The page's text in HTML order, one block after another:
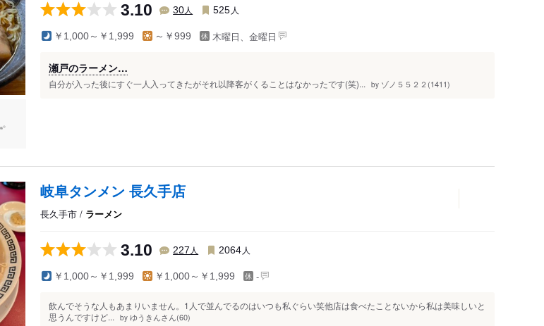
3.10 30人 525 人
￥1,000～￥1,999 ～￥999 木曜日、金曜日
瀬戸のラーメン…
自分が入った後にすぐ一人入ってきたがそれ以降客がくることはなかったです(笑)... by ゾノ５５２２(1411)
岐阜タンメン 長久手店
長久手市 / ラーメン
3.10 227 人 2064 人
￥1,000～￥1,999 ￥1,000～￥1,999 -
飲んでそうな人もあまりいません。1人で並んでるのはいつも私ぐらい笑他店は食べたことないから私は美味しいと
思うんですけど...
by ゆうきんさん(60)